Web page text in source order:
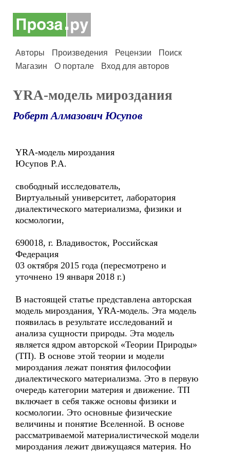
Авторы Произведения Рецензии
Поиск
Магазин
О портале Вход для авторов
YRA-модель мироздания
Роберт Алмазович Юсупов
YRA-модель мироздания
Юсупов Р.А.
свободный исследователь,
Виртуальный университет, лаборатория
диалектического материализма, физики и
космологии,
690018, г. Владивосток, Российская
Федерация
03 октября 2015 года (пересмотрено и
уточнено 19 января 2018 г.)
В настоящей статье представлена авторская
модель мироздания, YRA-модель. Эта модель
появилась в результате исследований и
анализа сущности природы. Эта модель
является ядром авторской «Теории Природы»
(ТП). В основе этой теории и модели
мироздания лежат понятия философии
диалектического материализма. Это в первую
очередь категории материя и движение. ТП
включает в себя также основы физики и
космологии. Это основные физические
величины и понятие Вселенной. В основе
рассматриваемой материалистической модели
мироздания лежит движущаяся материя. Но